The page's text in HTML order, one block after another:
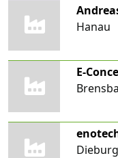
Hanau
E-
Dieburg